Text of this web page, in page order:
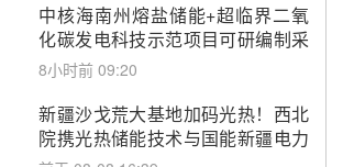
中核海南州熔盐储能+超临界二氧
化碳发电科技示范项目可研编制采
购
8小时前 09:20
新疆沙戈荒大基地加码光热！西北
院携光热储能技术与国能新疆电力
深化战略合作